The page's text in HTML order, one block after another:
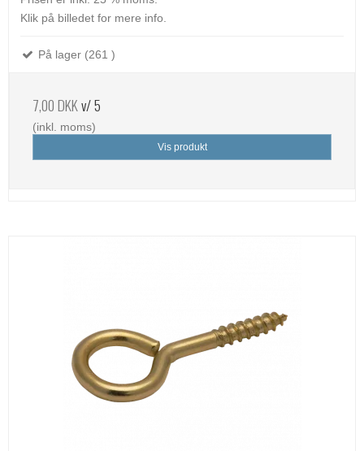
Klik på billedet for mere info.
På lager (261 )
7,00 DKKv/ 5
(inkl. moms)
Vis produkt